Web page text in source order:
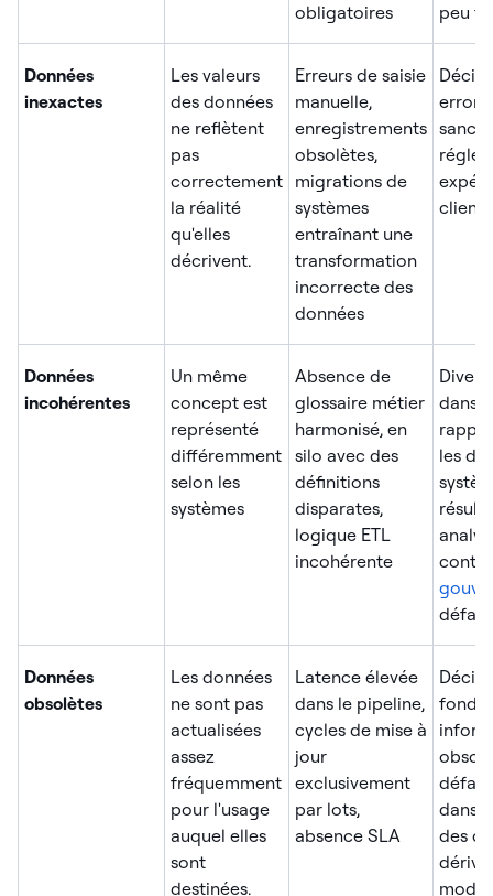
obligatoires
peu
Données
inexactes
Les valeurs
des données
ne reflètent
pas
correctement
la réalité
qu'elles
décrivent.
Erreurs de saisie
manuelle,
enregistrements
obsolètes,
migrations de
systèmes
entraînant une
transformation
incorrecte des
données
client
Données
incohérentes
Un même
concept est
représenté
différemment
selon les
systèmes
Absence de
glossaire métier
harmonisé, en
silo avec des
définitions
disparates,
logique ETL
incohérente
dans
les
Données
obsolètes
Les données
ne sont pas
actualisées
assez
fréquemment
pour l'usage
auquel elles
sont
destinées.
Latence élevée
dans le pipeline,
cycles de mise à
jour
exclusivement
par lots,
absence SLA
dans
des
dérive